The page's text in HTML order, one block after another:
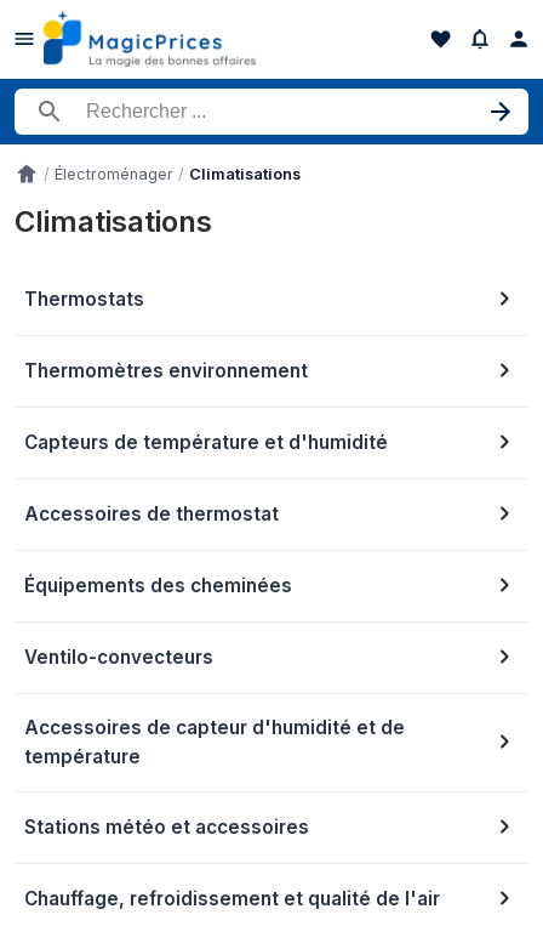
Rechercher un produit
AccueilÉlectroménager Climatisations
Climatisations
Thermostats
Thermomètres environnement
Capteurs de température et d'humidité
Accessoires de thermostat
Équipements des cheminées
Ventilo-convecteurs
Accessoires de capteur d'humidité et de
température
Stations météo et accessoires
Chauffage, refroidissement et qualité de l'air